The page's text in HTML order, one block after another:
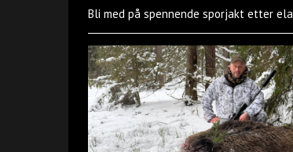
Bli med på spennende sporjakt etter